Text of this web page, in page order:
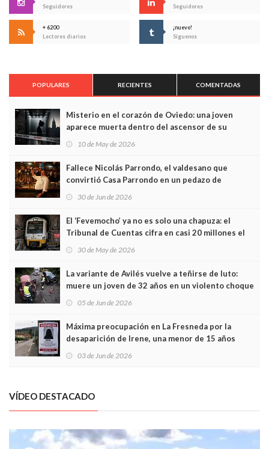
Seguidores
Seguidores
+ 6200
Lectores diarios
¡nuevo!
Síguenos
POPULARES RECIENTES COMENTADAS
Misterio en el corazón de Oviedo: una joven
aparece muerta dentro del ascensor de su
10 de May de 2026
Fallece Nicolás Parrondo, el valdesano que
convirtió Casa Parrondo en un pedazo de
30 de Jun de 2026
El ‘Fevemocho’ ya no es solo una chapuza: el
Tribunal de Cuentas cifra en casi 20 millones el
30 de May de 2026
La variante de Avilés vuelve a teñirse de luto:
muere un joven de 32 años en un violento choque
05 de Jun de 2026
Máxima preocupación en La Fresneda por la
desaparición de Irene, una menor de 15 años
03 de Jun de 2026
VÍDEO DESTACADO